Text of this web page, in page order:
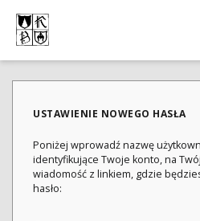
USTAWIENIE NOWEGO HASŁA
Poniżej wprowadź nazwę
identyfikujące Twoje konto, na
wiadomość z linkiem, gdzie
hasło: